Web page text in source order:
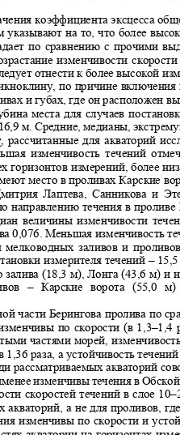
коэффициента эксцесса
указывают на то, что более
по сравнению с прочими
изменчивости
отнести к более высокой
по причине
и губах, где он расположен
места для случаев
16,9 м. Средние, медианы,
рассчитанные для акваторий
изменчивость течений
горизонтов измерений, более
место в проливах Карские
Лаптева, Санникова и
направлению течения в
величины изменчивости
0,076. Меньшая изменчивость
мелководных заливов и
измерителя течений–
залива (18,3 м), Лонга (43,6 м) и
– Карские ворота (55,0
части Берингова пролива по
по скорости (в 1,3–1,4
частями морей ,
раза, а устойчивость
рассматриваемых акваторий
изменчивы течения в
скоростей течений в слое 10–
акваторий, а не для проливов,
изменчивы по скорости и